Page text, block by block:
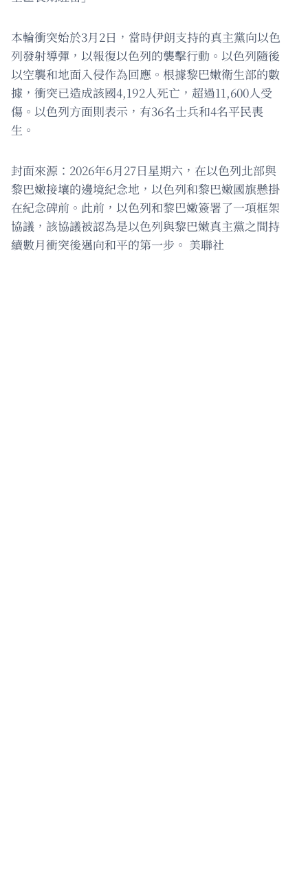
本輪衝突始於3月2日，當時伊朗支持的真主黨向以色
列發射導彈，以報復以色列的襲擊行動。以色列隨後
以空襲和地面入侵作為回應。根據黎巴嫩衛生部的數
據，衝突已造成該國4,192人死亡，超過11,600人受
傷。以色列方面則表示，有36名士兵和4名平民喪
生。
封面來源：2026年6月27日星期六，在以色列北部與
黎巴嫩接壤的邊境紀念地，以色列和黎巴嫩國旗懸掛
在紀念碑前。此前，以色列和黎巴嫩簽署了一項框架
協議，該協議被認為是以色列與黎巴嫩真主黨之間持
續數月衝突後邁向和平的第一步。 美聯社